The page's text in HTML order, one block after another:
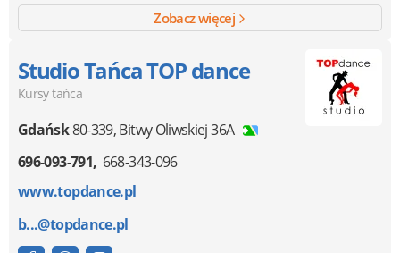
Zobacz więcej
Studio Tańca TOP dance
Kursy tańca
Gdańsk80-339,Bitwy Oliwskiej 36A
696-093-791 668-343-096
www.topdance.pl
b...@topdance.pl